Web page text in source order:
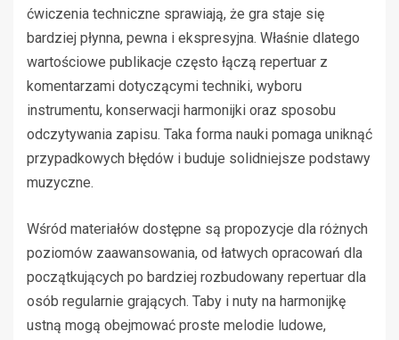
ćwiczenia techniczne sprawiają, że gra staje się
bardziej płynna, pewna i ekspresyjna. Właśnie dlatego
wartościowe publikacje często łączą repertuar z
komentarzami dotyczącymi techniki, wyboru
instrumentu, konserwacji harmonijki oraz sposobu
odczytywania zapisu. Taka forma nauki pomaga uniknąć
przypadkowych błędów i buduje solidniejsze podstawy
muzyczne.
Wśród materiałów dostępne są propozycje dla różnych
poziomów zaawansowania, od łatwych opracowań dla
początkujących po bardziej rozbudowany repertuar dla
osób regularnie grających. Taby i nuty na harmonijkę
ustną mogą obejmować proste melodie ludowe,